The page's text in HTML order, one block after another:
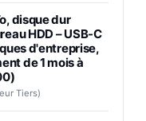
disque dur
HDD – USB-C
d'entreprise,
de 1 mois à
Tiers)